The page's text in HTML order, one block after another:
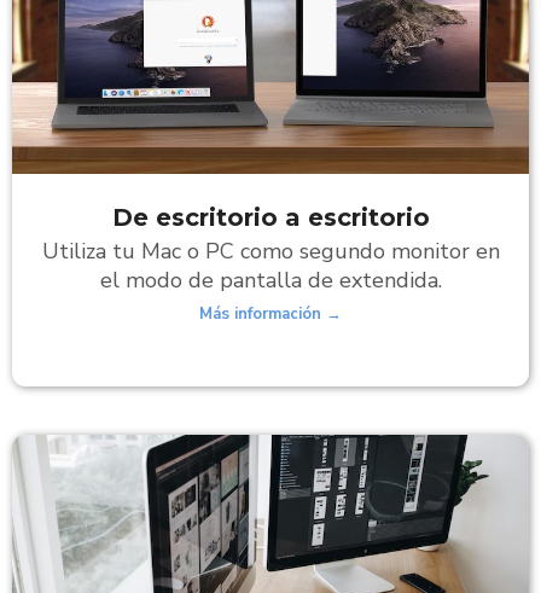
De escritorio a escritorio
Utiliza tu Mac o PC como segundo monitor en
el modo de pantalla de extendida.
Más información →